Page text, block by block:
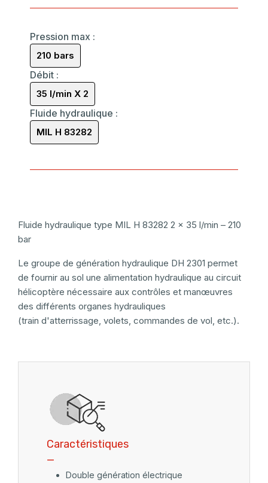
Pression max :
210 bars
Débit :
35 l/min X 2
Fluide hydraulique :
MIL H 83282
Fluide hydraulique type MIL H 83282 2 x 35 l/min – 210
bar
Le groupe de génération hydraulique DH 2301 permet
de fournir au sol une alimentation hydraulique au circuit
hélicoptère nécessaire aux contrôles et manœuvres
des différents organes hydrauliques
(train d'atterrissage, volets, commandes de vol, etc.).
Caractéristiques
_
Double génération électrique